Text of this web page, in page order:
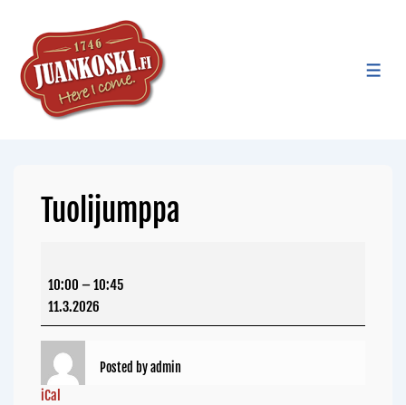
Tuolijumppa
10:00 –10:45
11.3.2026
Posted byadmin
iCal